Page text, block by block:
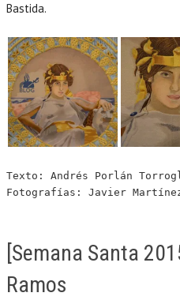
Bastida.
Texto: Andrés Porlán
Fotografías: Javier
[Semana Santa
Ramos